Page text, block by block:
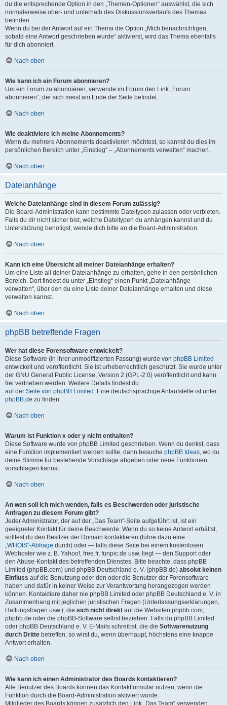
du die entsprechende Option in den „Themen-Optionen“ auswählst, die sich
normalerweise ober- und unterhalb des Diskussionsverlaufs des Themas
befinden.
Wenn du bei der Antwort auf ein Thema die Option „Mich benachrichtigen,
sobald eine Antwort geschrieben wurde“ aktivierst, wird das Thema ebenfalls
für dich abonniert.
Nach oben
Wie kann ich ein Forum abonnieren?
Um ein Forum zu abonnieren, verwende im Forum den Link „Forum
abonnieren“, der sich meist am Ende der Seite befindet.
Nach oben
Wie deaktiviere ich meine Abonnements?
Wenn du mehrere Abonnements deaktivieren möchtest, so kannst du dies im
persönlichen Bereich unter „Einstieg“ – „Abonnements verwalten“ machen.
Nach oben
Dateianhänge
Welche Dateianhänge sind in diesem Forum zulässig?
Die Board-Administration kann bestimmte Dateitypen zulassen oder verbieten.
Falls du dir nicht sicher bist, welche Dateitypen du anhängen kannst und du
Unterstützung benötigst, wende dich bitte an die Board-Administration.
Nach oben
Kann ich eine Übersicht all meiner Dateianhänge erhalten?
Um eine Liste all deiner Dateianhänge zu erhalten, gehe in den persönlichen
Bereich. Dort findest du unter „Einstieg“ einen Punkt „Dateianhänge
verwalten“, über den du eine Liste deiner Dateianhänge erhalten und diese
verwalten kannst.
Nach oben
phpBB betreffende Fragen
Wer hat diese Forensoftware entwickelt?
Diese Software (in ihrer unmodifizierten Fassung) wurde von phpBB Limited
entwickelt und veröffentlicht. Sie ist urheberrechtlich geschützt. Sie wurde unter
der GNU General Public License, Version 2 (GPL-2.0) veröffentlicht und kann
frei vertrieben werden. Weitere Details findest du
auf der Seite von phpBB Limited . Eine deutschsprachige Anlaufstelle ist unter
phpBB.de zu finden.
Nach oben
Warum ist Funktion x oder y nicht enthalten?
Diese Software wurde von phpBB Limited geschrieben. Wenn du denkst, dass
eine Funktion implementiert werden sollte, dann besuche phpBB Ideas, wo du
deine Stimme für bestehende Vorschläge abgeben oder neue Funktionen
vorschlagen kannst.
Nach oben
An wen soll ich mich wenden, falls es Beschwerden oder juristische
Anfragen zu diesem Forum gibt?
Jeder Administrator, der auf der „Das Team“-Seite aufgeführt ist, ist ein
geeigneter Kontakt für deine Beschwerde. Wenn du so keine Antwort erhältst,
solltest du den Besitzer der Domain kontaktieren (führe dazu eine
„WHOIS“-Abfrage durch) oder — falls diese Seite bei einem kostenlosen
Webhoster wie z. B. Yahoo!, free.fr, funpic.de usw. liegt — den Support oder
den Abuse-Kontakt des betreffenden Dienstes. Bitte beachte, dass phpBB
Limited (phpBB.com) und phpBB Deutschland e. V. (phpBB.de) absolut keinen
Einfluss auf die Benutzung oder den oder die Benutzer der Forensoftware
haben und dafür in keiner Weise zur Verantwortung herangezogen werden
können. Kontaktiere daher nie phpBB Limited oder phpBB Deutschland e. V. in
Zusammenhang mit jeglichen juristischen Fragen (Unterlassungserklärungen,
Haftungsfragen usw.), die sich nicht direkt auf die Websiten phpbb.com,
phpbb.de oder die phpBB-Software selbst beziehen. Falls du phpBB Limited
oder phpBB Deutschland e. V. E-Mails schreibst, die die Softwarenutzung
durch Dritte betreffen, so wirst du, wenn überhaupt, höchstens eine knappe
Antwort erhalten.
Nach oben
Wie kann ich einen Administrator des Boards kontaktieren?
Alle Benutzer des Boards können das Kontaktformular nutzen, wenn die
Funktion durch die Board-Administration aktiviert wurde.
Mitglieder des Boards können zusätzlich den Link „Das Team“ verwenden.